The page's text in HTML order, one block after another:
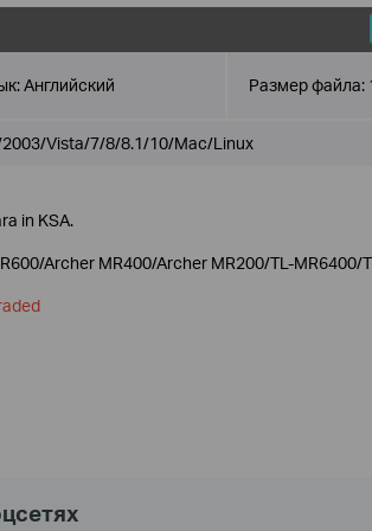
Английский Размер файла:
Vista/7/8/8.1/10/Mac/Linux
in KSA.
Archer MR400/Archer MR200/TL-MR6400/